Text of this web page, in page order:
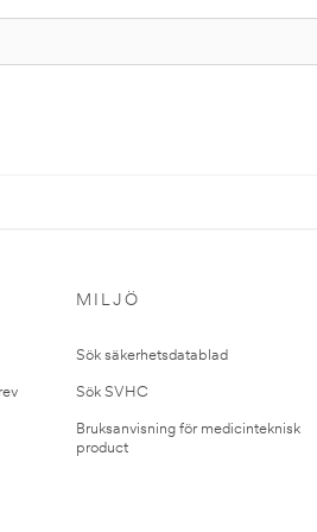
MILJÖ
Sök säkerhetsdatablad
Sök SVHC
Bruksanvisning för medicinteknisk
product